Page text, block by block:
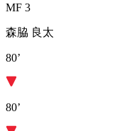
MF 3
森脇 良太
80’
80’